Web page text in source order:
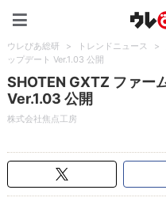
ウレぴあ総研 > トレンドニュース >
ップデート Ver.1.03 公開
SHOTEN GXTZ ファー
Ver.1.03 公開
株式会社焦点工房